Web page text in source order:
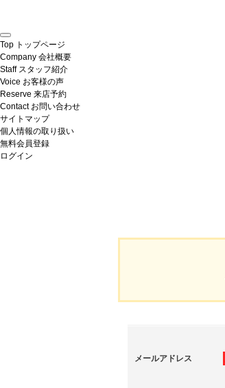
Top トップページ
Company 会社概要
Staff スタッフ紹介
Voice お客様の声
Reserve 来店予約
Contact お問い合わせ
サイトマップ
個人情報の取り扱い
無料会員登録
ログイン
メールアドレス